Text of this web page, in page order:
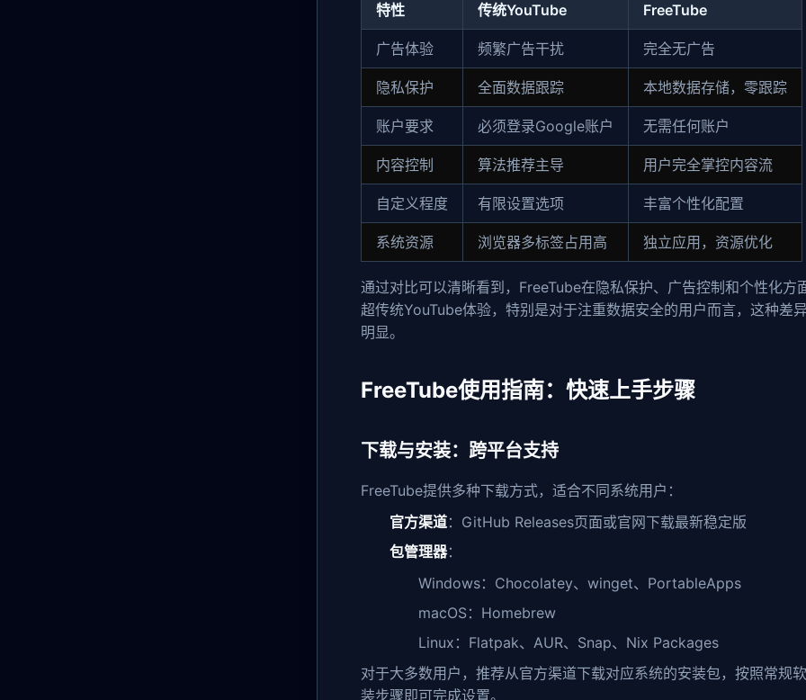
特性 传统YouTube FreeTube
广告体验 频繁广告干扰 完全无广告
隐私保护 全面数据跟踪 本地数据存储，零跟踪
账户要求 必须登录Google账户 无需任何账户
内容控制 算法推荐主导 用户完全掌控内容流
自定义程度 有限设置选项 丰富个性化配置
系统资源 浏览器多标签占用高 独立应用，资源优化
通过对比可以清晰看到，FreeTube在隐私保护、广告控制和个性化方
超传统YouTube体验，特别是对于注重数据安全的用户而言，这种差
明显。
FreeTube使用指南：快速上手步骤
下载与安装：跨平台支持
FreeTube提供多种下载方式，适合不同系统用户：
官方渠道：GitHub Releases页面或官网下载最新稳定版
包管理器：
Windows：Chocolatey、winget、PortableApps
macOS：Homebrew
Linux：Flatpak、AUR、Snap、Nix Packages
对于大多数用户，推荐从官方渠道下载对应系统的安装包，按照常规
装步骤即可完成设置。